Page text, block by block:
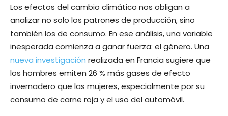
Los efectos del cambio climático nos obligan a
analizar no solo los patrones de producción, sino
también los de consumo. En ese análisis, una variable
inesperada comienza a ganar fuerza: el género. Una
nueva investigación realizada en Francia sugiere que
los hombres emiten 26 % más gases de efecto
invernadero que las mujeres, especialmente por su
consumo de carne roja y el uso del automóvil.